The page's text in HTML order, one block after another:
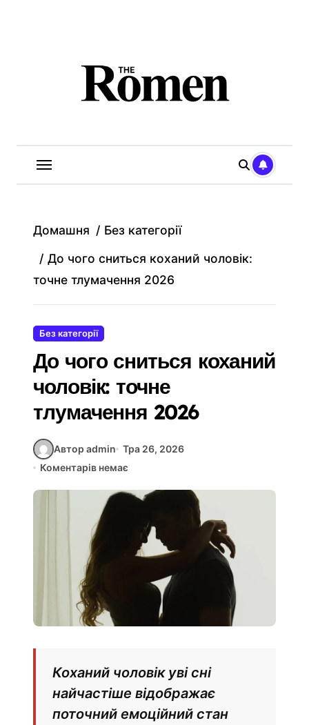
Домашня
Без категорії
До чого сниться коханий чоловік:
точне тлумачення 2026
Без категорії
До чого сниться коханий
чоловік: точне
тлумачення 2026
Автор admin
Тра 26, 2026
Коментарів немає
Коханий чоловік уві сні
найчастіше відображає
поточний емоційний стан